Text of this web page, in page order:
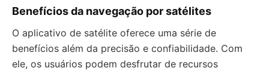
Benefícios da navegação por satélites
O aplicativo de satélite oferece uma série de
benefícios além da precisão e confiabilidade. Com
ele, os usuários podem desfrutar de recursos